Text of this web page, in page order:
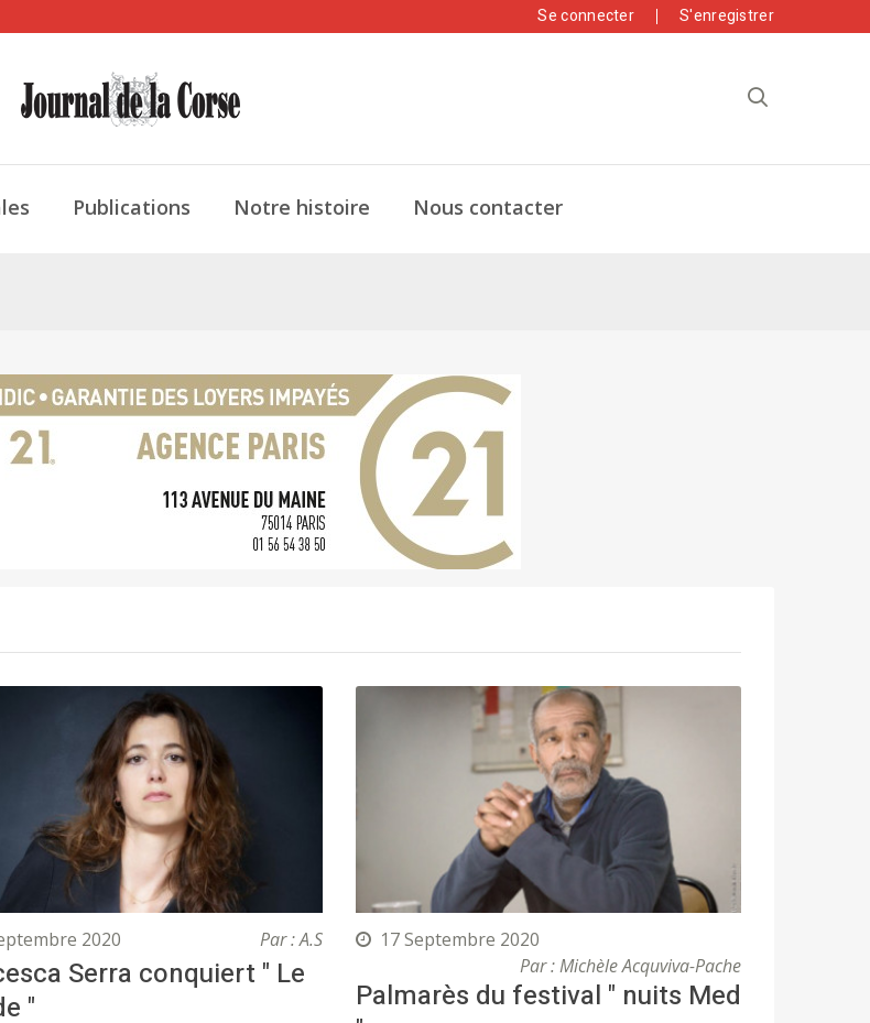
Se connecter S'enregistrer
Publications Notre histoire Nous contacter
2020 Par : A.S
Serra conquiert " Le
"
17 Septembre 2020
Par : Michèle Acquviva-Pache
Palmarès du festival " nuits Med